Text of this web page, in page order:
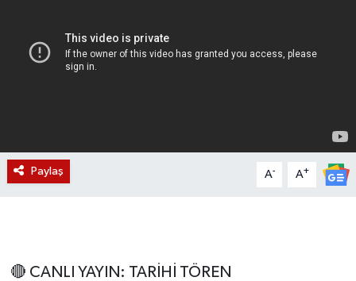
Paylaş A- A+
🔴 CANLI YAYIN: TARİHİ TÖREN